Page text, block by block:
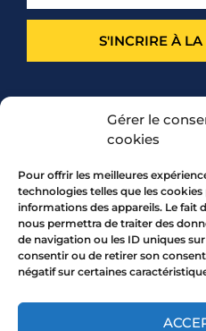
Gérer le
cookies
Pour offrir les meilleures
technologies telles que les
informations des appareils. Le fait
nous permettra de traiter des
de navigation ou les ID uniques
consentir ou de retirer son
négatif sur certaines
S'INCRIRE À